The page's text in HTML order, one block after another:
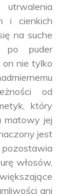
i cienkich
na suche
po puder
on nie tylko
od
który
matowy jej
jest
włosów,
ani